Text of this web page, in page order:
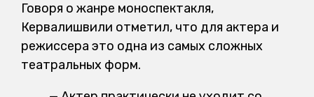
Говоря о жанре моноспектакля,
Кервалишвили отметил, что для актера и
режиссера это одна из самых сложных
театральных форм.